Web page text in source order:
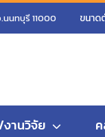
นทบุรี 11000 ขนาด
งานวิจัย